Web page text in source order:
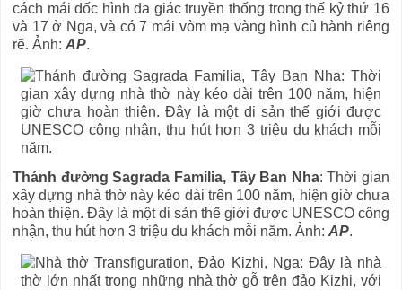
cách mái dốc hình đa giác truyền thống trong thế kỷ thứ 16
và 17 ở Nga, và có 7 mái vòm mạ vàng hình củ hành riêng
rẽ. Ảnh: AP.
Thánh đường Sagrada Familia, Tây Ban Nha: Thời gian
xây dựng nhà thờ này kéo dài trên 100 năm, hiện giờ chưa
hoàn thiện. Đây là một di sản thế giới được UNESCO công
nhận, thu hút hơn 3 triệu du khách mỗi năm. Ảnh: AP.